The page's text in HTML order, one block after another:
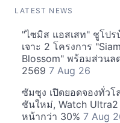
LATEST NEWS
"ไซมิส แอสเสท" ชูโป
เจาะ 2 โครงการ
Blossom" พร้อมส่วนล
2569 7 Aug 26
ซัมซุง เปิดยอดจองทั่วโ
ชันใหม่, Watch
หน้ากว่า 30% 7 Aug